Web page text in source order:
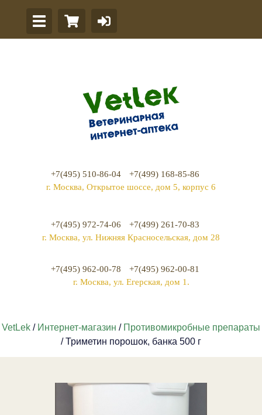
+7(495) 510-86-04
+7(499) 168-85-86
г. Москва, Открытое шоссе, дом 5, корпус 6
+7(495) 972-74-06
+7(499) 261-70-83
г. Москва, ул. Нижняя Красносельская, дом 28
+7(495) 962-00-78
+7(495) 962-00-81
г. Москва, ул. Егерская, дом 1.
VetLek / Интернет-магазин / Противомикробные препараты
/ Триметин порошок, банка 500 г